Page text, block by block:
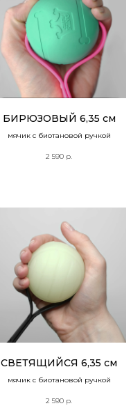
БИРЮЗОВЫЙ 6,35 см
мячик с биотановой ручкой
2 590 р.
СВЕТЯЩИЙСЯ 6,35 см
мячик с биотановой ручкой
2 590 р.